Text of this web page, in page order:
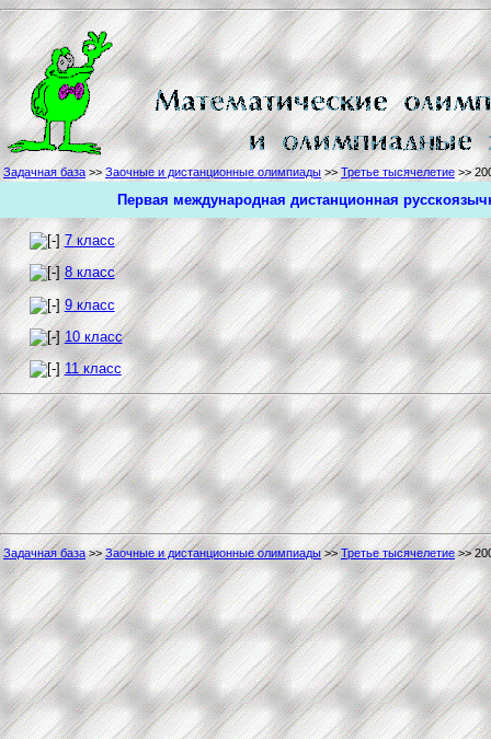
Задачная база>> Заочные и дистанционные олимпиады >>Третье тысячелетие >>
Первая международная дистанционная
7 класс
8 класс
9 класс
10 класс
11 класс
Задачная база>> Заочные и дистанционные олимпиады>> Третье тысячелетие>>